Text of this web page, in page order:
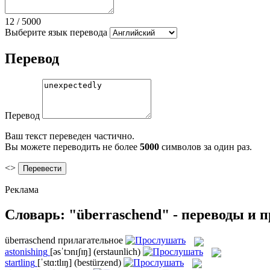
12 / 5000
Выберите язык перевода
Перевод
Перевод
Ваш текст переведен частично.
Вы можете переводить не более 5000 символов за один раз.
<>
Реклама
Словарь: "überraschend" - переводы и
überraschend прилагательное
astonishing [əsˈtɔnɪʃɪŋ] (erstaunlich)
startling [ˈstɑ:tlɪŋ] (bestürzend)